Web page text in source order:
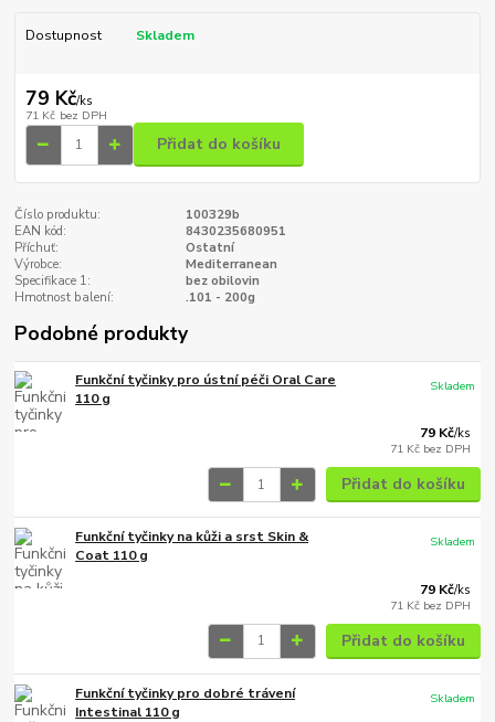
Dostupnost Skladem
79 Kč/ks
71 Kč bez DPH
Přidat do košíku
Číslo produktu:
100329b
EAN kód:
8430235680951
Příchuť:
Ostatní
Výrobce:
Mediterranean
Specifikace 1:
bez obilovin
Hmotnost balení:
.101 - 200g
Podobné produkty
Funkční tyčinky pro ústní péči Oral Care
110 g
79 Kč/ks
71 Kč bez DPH
Skladem
Přidat do košíku
Funkční tyčinky na kůži a srst Skin &
Coat 110 g
79 Kč/ks
71 Kč bez DPH
Skladem
Přidat do košíku
Funkční tyčinky pro dobré trávení
Intestinal 110 g
Skladem